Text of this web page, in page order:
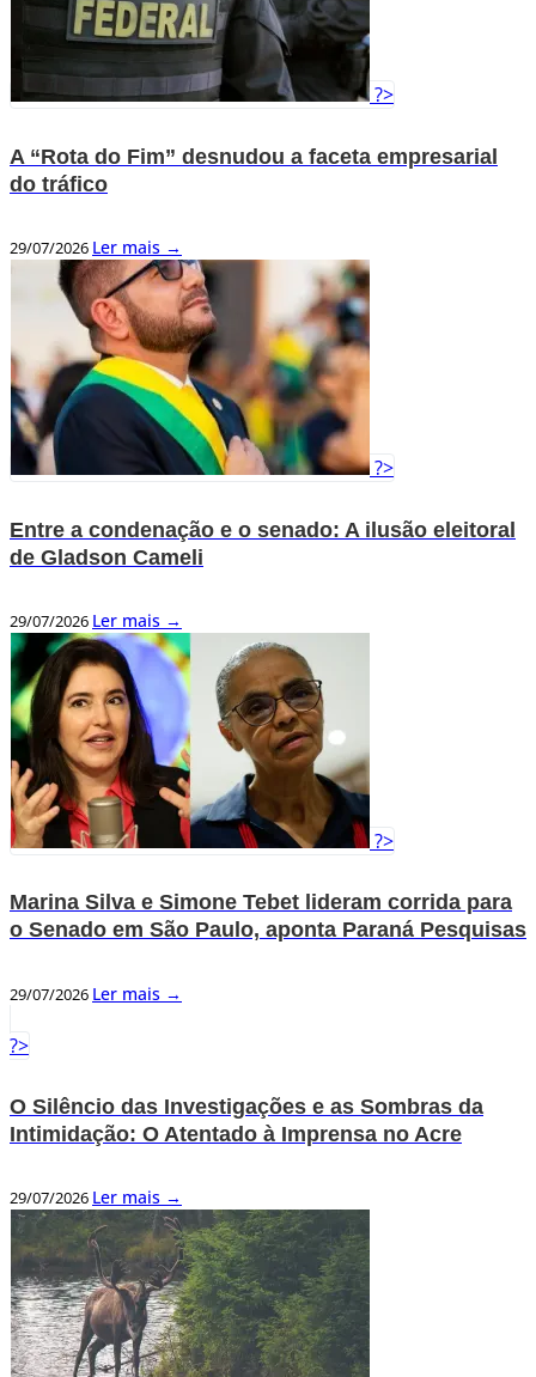
?>
A “Rota do Fim” desnudou a faceta empresarial
do tráfico
29/07/2026 Ler mais →
?>
Entre a condenação e o senado: A ilusão eleitoral
de Gladson Cameli
29/07/2026 Ler mais →
?>
Marina Silva e Simone Tebet lideram corrida para
o Senado em São Paulo, aponta Paraná Pesquisas
29/07/2026 Ler mais →
?>
O Silêncio das Investigações e as Sombras da
Intimidação: O Atentado à Imprensa no Acre
29/07/2026 Ler mais →